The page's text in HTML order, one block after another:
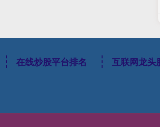
在线炒股平台排名 互联网龙头